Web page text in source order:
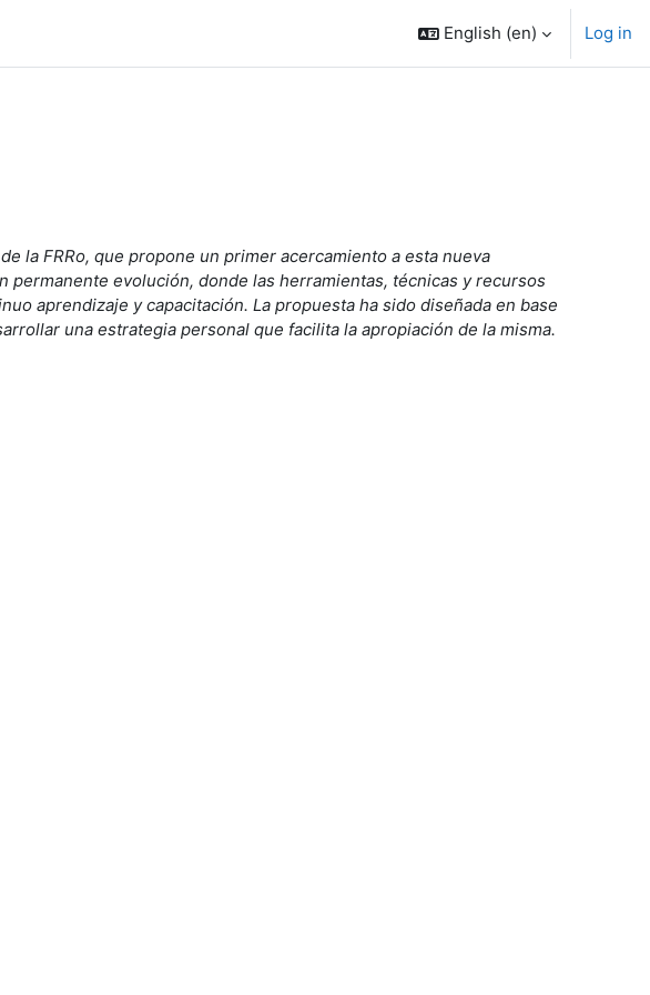
English ‎(en)‎ Log in
la FRRo, que propone un primer acercamiento a esta nueva
permanente evolución, donde las herramientas, técnicas y recursos
aprendizaje y capacitación. La propuesta ha sido diseñada en base
una estrategia personal que facilita la apropiación de la misma.